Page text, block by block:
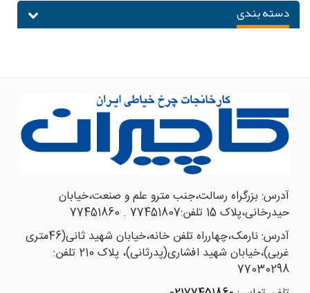
دسته بندی
آدرس: بزرگراه رسالت،جنب مترو علم و صنعت،خیابان
حیدرخانی،پلاک 15 تلفن:77451807 . 77451860
آدرس:
نارمک،چهارراه تلفن خانه،خیابان شهید ثانی(46متری
غربی)،خیابان شهید افشاری(پدرثانی)، پلاک 210 تلفن:
77030298